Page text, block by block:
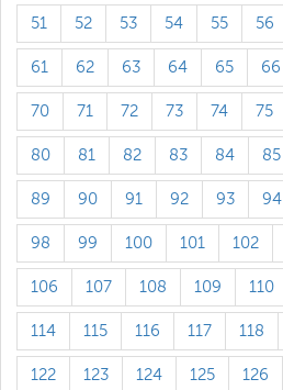
51 52 53 54 55 56
61 62 63 64 65 66
70 71 72 73 74 75
80 81 82 83 84 85
89 90 91 92 93 94
98 99 100 101 102
106 107 108 109 110
114 115 116 117 118
122 123 124 125 126